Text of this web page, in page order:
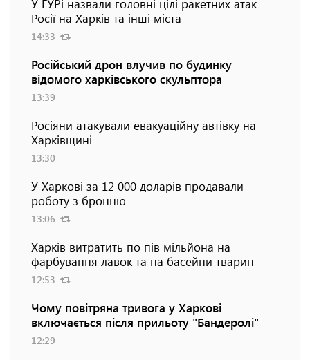
У ГУРі назвали головні цілі ракетних атак
Росії на Харків та інші міста
14:33
Російський дрон влучив по будинку
відомого харківського скульптора
13:39
Росіяни атакували евакуаційну автівку на
Харківщині
13:30
У Харкові за 12 000 доларів продавали
роботу з бронню
13:06
Харків витратить по пів мільйона на
фарбування лавок та на басейни тварин
12:53
Чому повітряна тривога у Харкові
включається після прильоту "Бандеролі"
12:29